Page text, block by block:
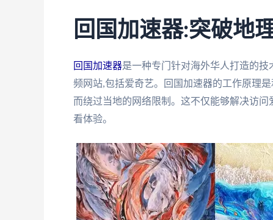
回国加速器:突破地
回国加速器是一种专门针对海外华人打造的
频网站,包括爱奇艺。回国加速器的工作原理
而绕过当地的网络限制。这不仅能够解决访
看体验。